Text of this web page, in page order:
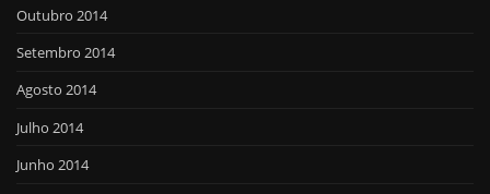
Outubro 2014
Setembro 2014
Agosto 2014
Julho 2014
Junho 2014